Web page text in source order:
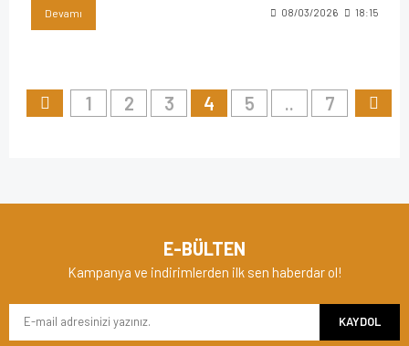
Devamı 08/03/2026 18:15
1 2 3 4 5 .. 7
E-BÜLTEN
Kampanya ve indirimlerden ilk sen haberdar ol!
KAYDOL